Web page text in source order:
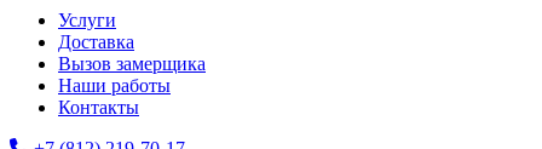
Услуги
Доставка
Вызов замерщика
Наши работы
Контакты